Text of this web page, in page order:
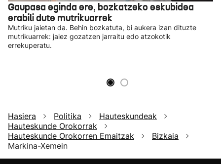
Gaupasa eginda ere, bozkatzeko eskubidea
erabili dute mutrikuarrek
Mutriku jaietan da. Behin bozkatuta, bi aukera izan dituzte
mutrikuarrek: jaiez gozatzen jarraitu edo atzokotik
errekuperatu.
Hasiera Politika
Hauteskundeak
Hauteskunde Orokorrak
Hauteskunde Orokorren Emaitzak
Bizkaia
Markina-Xemein